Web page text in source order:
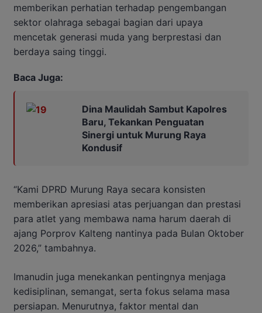
memberikan perhatian terhadap pengembangan
sektor olahraga sebagai bagian dari upaya
mencetak generasi muda yang berprestasi dan
berdaya saing tinggi.
Baca Juga:
Dina Maulidah Sambut Kapolres
Baru, Tekankan Penguatan
Sinergi untuk Murung Raya
Kondusif
“Kami DPRD Murung Raya secara konsisten
memberikan apresiasi atas perjuangan dan prestasi
para atlet yang membawa nama harum daerah di
ajang Porprov Kalteng nantinya pada Bulan Oktober
2026,” tambahnya.
Imanudin juga menekankan pentingnya menjaga
kedisiplinan, semangat, serta fokus selama masa
persiapan. Menurutnya, faktor mental dan